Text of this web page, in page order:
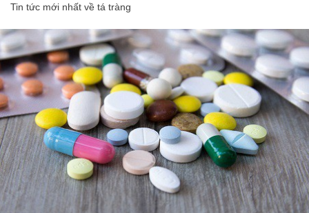
Tin tức mới nhất về tá tràng